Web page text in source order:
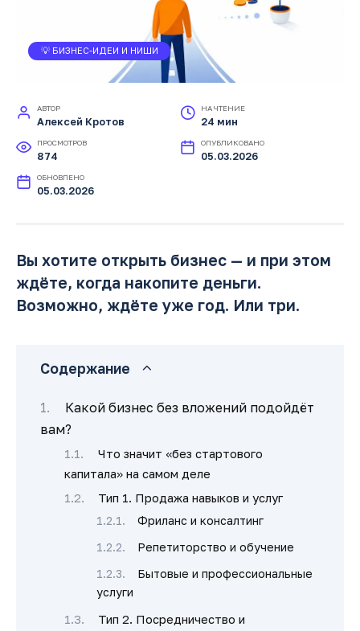
💡 БИЗНЕС-ИДЕИ И НИШИ
АВТОР
Алексей Кротов
НА ЧТЕНИЕ
24 мин
ПРОСМОТРОВ
874
ОПУБЛИКОВАНО
05.03.2026
ОБНОВЛЕНО
05.03.2026
Вы хотите открыть бизнес — и при этом
ждёте, когда накопите деньги.
Возможно, ждёте уже год. Или три.
Содержание
Какой бизнес без вложений подойдёт
вам?
Что значит «без стартового
капитала» на самом деле
Тип 1. Продажа навыков и услуг
Фриланс и консалтинг
Репетиторство и обучение
Бытовые и профессиональные
услуги
Тип 2. Посредничество и